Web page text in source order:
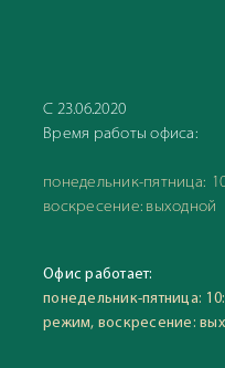
С 23.06.2020
Время работы офиса:
понедельник-пятница:
воскресение: выходной
Офис работает:
понедельник-пятница:
режим, воскресение: